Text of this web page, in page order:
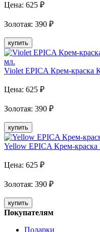
Цена: 625 ₽
Золотая: 390 ₽
купить
Violet EPICA Крем-
Цена: 625 ₽
Золотая: 390 ₽
купить
Yellow EPICA Крем-
Цена: 625 ₽
Золотая: 390 ₽
купить
Покупателям
Подарки